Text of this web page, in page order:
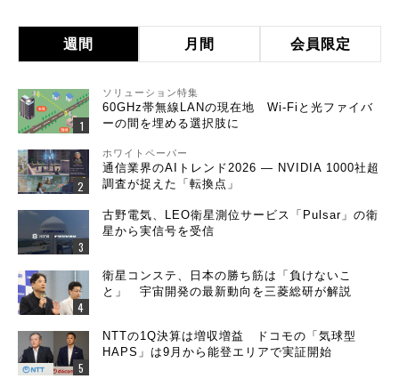
週間 月間 会員限定
ソリューション特集
60GHz帯無線LANの現在地 Wi-Fiと光ファイバ
ーの間を埋める選択肢に
ホワイトペーパー
通信業界のAIトレンド2026 ― NVIDIA 1000社超
調査が捉えた「転換点」
古野電気、LEO衛星測位サービス「Pulsar」の衛
星から実信号を受信
衛星コンステ、日本の勝ち筋は「負けないこ
と」 宇宙開発の最新動向を三菱総研が解説
NTTの1Q決算は増収増益 ドコモの「気球型
HAPS」は9月から能登エリアで実証開始